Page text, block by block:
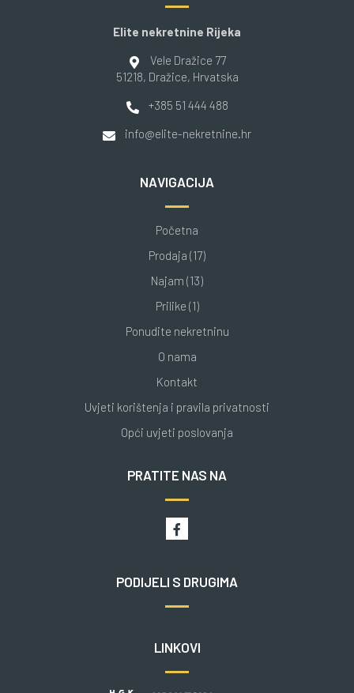
Elite nekretnine Rijeka
Vele Dražice 77
51218, Dražice, Hrvatska
+385 51 444 488
info@elite-nekretnine.hr
NAVIGACIJA
Početna
Prodaja (17)
Najam (13)
Prilike (1)
Ponudite nekretninu
O nama
Kontakt
Uvjeti korištenja i pravila privatnosti
Opći uvjeti poslovanja
PRATITE NAS NA
PODIJELI S DRUGIMA
LINKOVI